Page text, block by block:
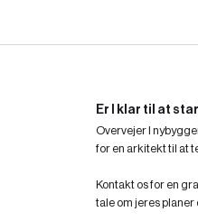
Er I klar til at
Overvejer I
for en arkitekt til at
Kontakt os for en
tale om jeres planer